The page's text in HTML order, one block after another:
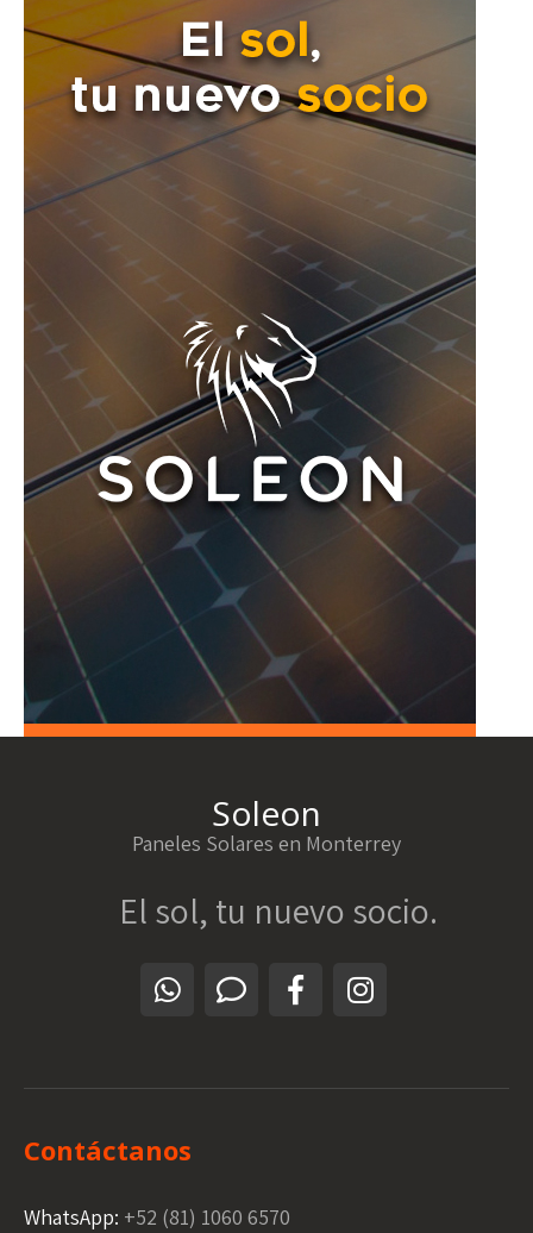
Soleon
Paneles Solares en Monterrey
El sol, tu nuevo socio.
Contáctanos
WhatsApp: +52 (81) 1060 6570